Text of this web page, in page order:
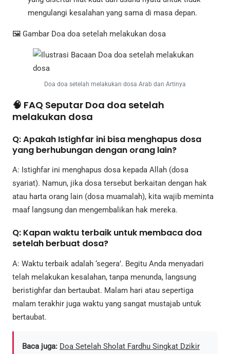
mengulangi kesalahan yang sama di masa depan.
🖼️ Gambar Doa doa setelah melakukan dosa
Doa doa setelah melakukan dosa Arab dan Artinya
🧠 FAQ Seputar Doa doa setelah
melakukan dosa
Q: Apakah Istighfar ini bisa menghapus dosa
yang berhubungan dengan orang lain?
A: Istighfar ini menghapus dosa kepada Allah (dosa
syariat). Namun, jika dosa tersebut berkaitan dengan hak
atau harta orang lain (dosa muamalah), kita wajib meminta
maaf langsung dan mengembalikan hak mereka.
Q: Kapan waktu terbaik untuk membaca doa
setelah berbuat dosa?
A: Waktu terbaik adalah ‘segera’. Begitu Anda menyadari
telah melakukan kesalahan, tanpa menunda, langsung
beristighfar dan bertaubat. Malam hari atau sepertiga
malam terakhir juga waktu yang sangat mustajab untuk
bertaubat.
Baca juga: Doa Setelah Sholat Fardhu Singkat Dzikir